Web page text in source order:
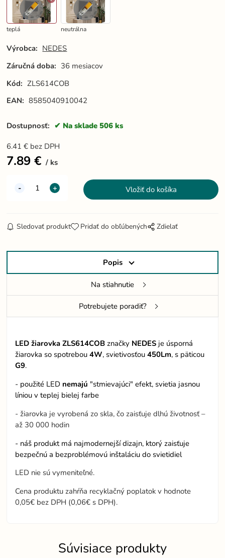
teplá neutrálna
Výrobca: NEDES
Záručná doba: 36 mesiacov
Kód: ZLS614COB
EAN: 8585040910042
Dostupnosť: Na sklade 506 ks
6.41 € bez DPH
7.89 € ks
Sledovať produkt Pridať do obľúbených Zdielať
Popis
Na stiahnutie
Potrebujete poradiť?
LED žiarovka ZLS614COB značky NEDES je úsporná
žiarovka so spotrebou4W, svietivosťou 450Lm, s päticou
G9.
- použité LED nemajú "stmievajúci" efekt, svietia jasnou
líniou v teplej bielej farbe
- žiarovka je vyrobená zo skla, čo zaisťuje dlhú životnosť –
až 30 000 hodin
- náš produkt má najmodernejší dizajn, ktorý zaisťuje
bezpečnú a bezproblémovú inštaláciu do svietidiel
LED nie sú vymeniteľné.
Cena produktu zahŕňa recyklačný poplatok v hodnote
0,05€ bez DPH (0,06€ s DPH).
Súvisiace produkty